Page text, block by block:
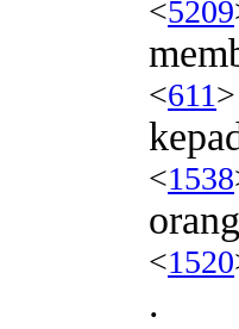
<5209
<611>
<1538
orang
<1520
.